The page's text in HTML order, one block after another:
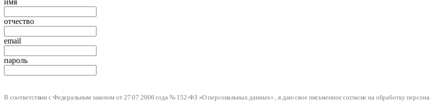
имя
отчество
email
пароль
В соответствии с Федеральным законом от 27.07.2006 года № 152-ФЗ «О персональных данных» , я даю свое письменное согласие на обработку